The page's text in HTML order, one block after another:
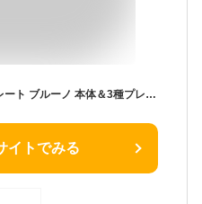
10%OFF【6大特典付】ホットプレート ブルーノ 本体＆3種プレート [深鍋セット] [仕切り鍋セット] BOE021BRUNO コンパクトホットプレート 2〜3人用 たこ焼き 焼肉 鍋 たこ焼き器 家電 結婚祝い ホット◇おしゃれ プレート 蓋 送料無料 P10倍
イトでみる